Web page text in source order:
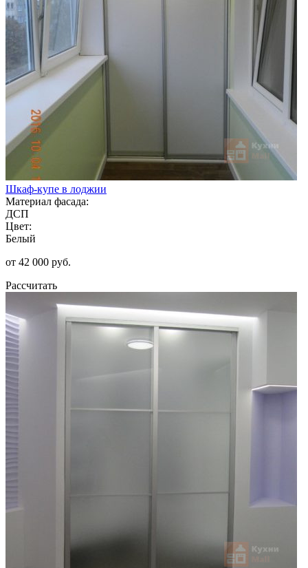
Шкаф-купе в лоджии
Материал фасада:
ДСП
Цвет:
Белый
от 42 000 руб.
Рассчитать